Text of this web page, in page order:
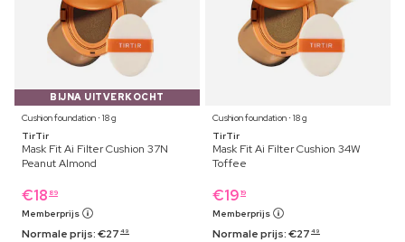
BIJNA UITVERKOCHT
Cushion foundation ⋅ 18 g
TirTir
Mask Fit Ai Filter Cushion 37N
Peanut Almond
€18 89
Memberprijs
Normale prijs:€27 49
Cushion foundation ⋅ 18 g
TirTir
Mask Fit Ai Filter Cushion 34W
Toffee
€19 19
Memberprijs
Normale prijs:€27 49